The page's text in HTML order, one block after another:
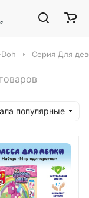
Серия Для
популярные